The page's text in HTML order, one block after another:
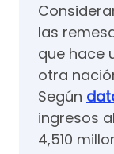
las
que hace
otra
Según
ingresos
4,510